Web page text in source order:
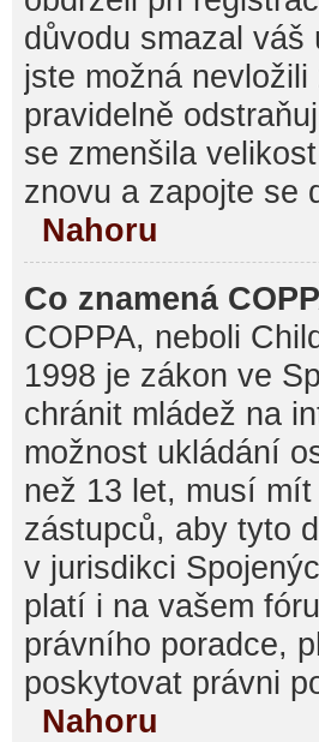
důvodu smazal
jste možná
pravidelně
se zmenšila
znovu a zapojte se
Nahoru
Co znamená
COPPA, neboli
1998 je zákon ve
chránit mládež na
možnost ukládání
než 13 let, musí
zástupců, aby tyto
v jurisdikci
platí i na vašem
právního poradce,
poskytovat právni
Nahoru